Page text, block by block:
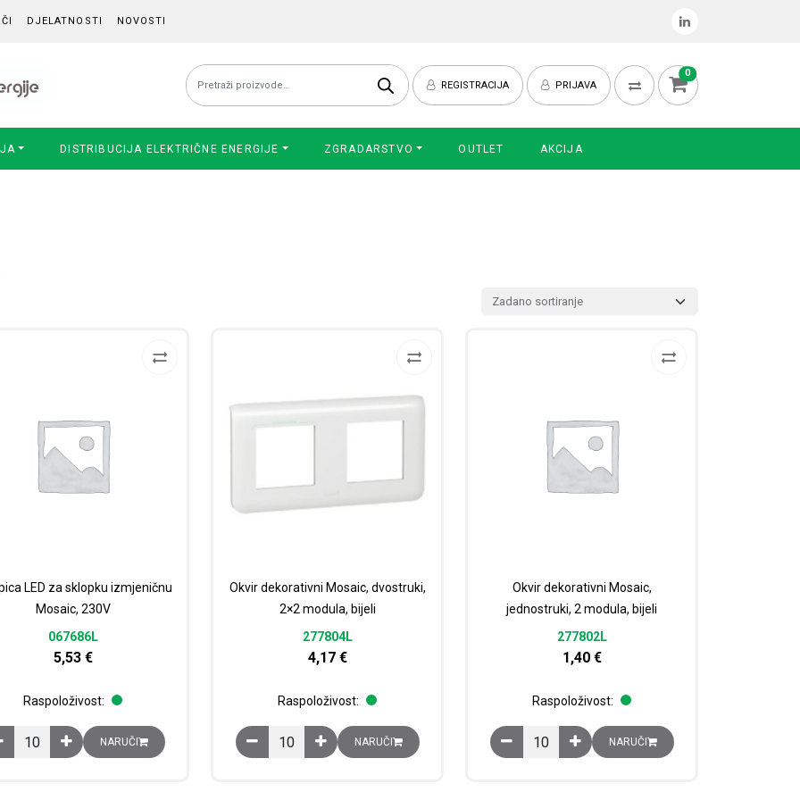
DJELATNOSTI NOVOSTI
Pretraži:
REGISTRACIJA PRIJAVA
0
DISTRIBUCIJA ELEKTRIČNE ENERGIJE ZGRADARSTVO OUTLET AKCIJA
LED za sklopku izmjeničnu
Mosaic, 230V
067686L
5,53 €
Raspoloživost:
Lampica LED za sklopku izmjeničnu Mosaic, 230V količina
NARUČI
Okvir dekorativni Mosaic, dvostruki,
2×2 modula, bijeli
277804L
4,17 €
Raspoloživost:
Okvir dekorativni Mosaic, dvostruki, 2x2 modula, bijeli količina
NARUČI
Okvir dekorativni Mosaic,
jednostruki, 2 modula, bijeli
277802L
1,40 €
Raspoloživost:
Okvir dekorativni Mosaic, jednostruki, 2 modula,
NARUČI